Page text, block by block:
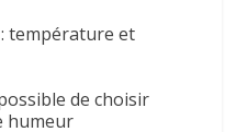
température et
de choisir
humeur